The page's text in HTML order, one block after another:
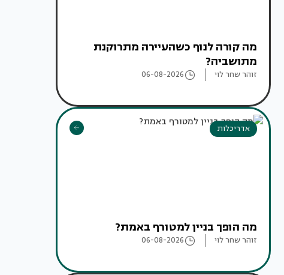
מה קורה לנוף כשהעיירה מתרוקנת
מתושביה?
זוהר שחר לוי 06-08-2026
אדריכלות
מה הופך בניין למטורף באמת?
זוהר שחר לוי 06-08-2026